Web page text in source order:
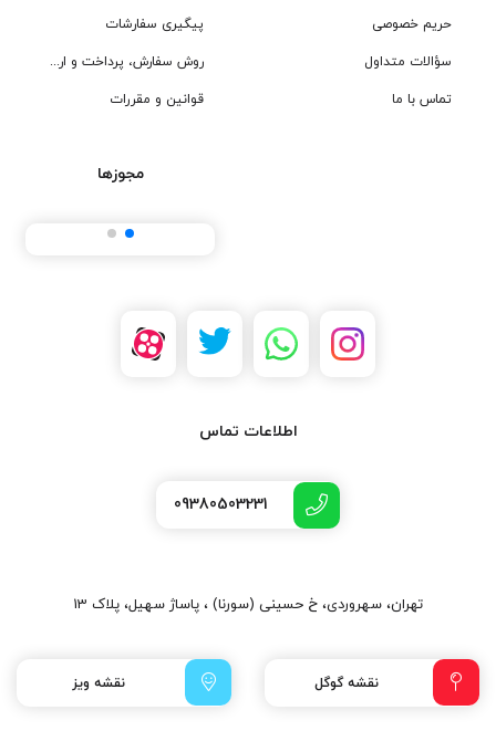
حریم خصوصی
سؤالات متداول
تماس با ما
پیگیری سفارشات
روش سفارش، پرداخت و ارسال
قوانین و مقررات
مجوزها
اطلاعات تماس
09380503231
تهران، سهروردی، خ حسینی (سورنا) ، پاساژ سهیل، پلاک 13
نقشه گوگل نقشه ویز